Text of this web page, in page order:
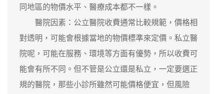
同地區的物價水平、醫療成本都不一樣。
醫院因素：公立醫院收費通常比較規範，價格相
對透明，可能會根據當地的物價標準來定價。私立醫
院呢，可能在服務、環境等方面有優勢，所以收費可
能會有所不同。但不管是公立還是私立，一定要選正
規的醫院，那些小診所雖然可能價格便宜，但風險